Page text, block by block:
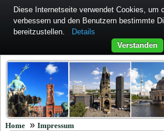
Home » Impressum
Diese Internetseite verwendet Cookies, um
verbessern und den Benutzern bestimmte
bereitzustellen.
Details
Verstanden